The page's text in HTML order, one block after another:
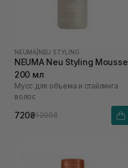
NEUMA NEU STYLING
NEUMA Neu Styling Mousse
200 мл
Мусс для объема и стайлинга
волос
720₴1 200₴